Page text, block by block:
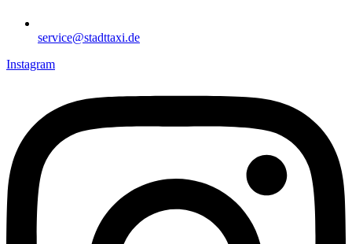
service@stadttaxi.de
Instagram